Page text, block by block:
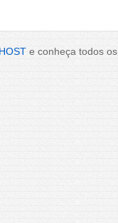
e conheça todos